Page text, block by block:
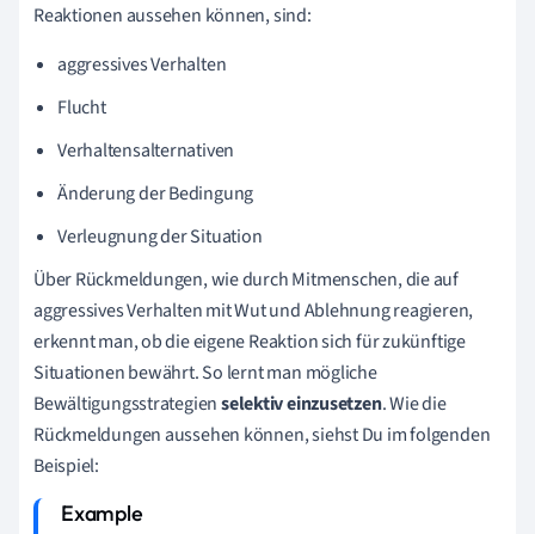
Reaktionen aussehen können, sind:
aggressives Verhalten
Flucht
Verhaltensalternativen
Änderung der Bedingung
Verleugnung der Situation
Über Rückmeldungen, wie durch Mitmenschen, die auf
aggressives Verhalten mit Wut und Ablehnung reagieren,
erkennt man, ob die eigene Reaktion sich für zukünftige
Situationen bewährt. So lernt man mögliche
Bewältigungsstrategienselektiv einzusetzen. Wie die
Rückmeldungen aussehen können, siehst Du im folgenden
Beispiel: